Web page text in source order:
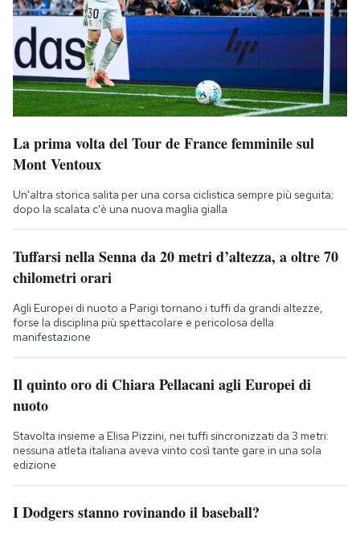
La prima volta del Tour de France femminile sul
Mont Ventoux
Un'altra storica salita per una corsa ciclistica sempre più seguita;
dopo la scalata c'è una nuova maglia gialla
Tuffarsi nella Senna da 20 metri d’altezza, a oltre 70
chilometri orari
Agli Europei di nuoto a Parigi tornano i tuffi da grandi altezze,
forse la disciplina più spettacolare e pericolosa della
manifestazione
Il quinto oro di Chiara Pellacani agli Europei di
nuoto
Stavolta insieme a Elisa Pizzini, nei tuffi sincronizzati da 3 metri:
nessuna atleta italiana aveva vinto così tante gare in una sola
edizione
I Dodgers stanno rovinando il baseball?